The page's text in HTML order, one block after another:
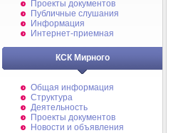
Проекты документов
Публичные слушания
Информация
Интернет-приемная
КСК Мирного
Общая информация
Структура
Деятельность
Проекты документов
Новости и объявления